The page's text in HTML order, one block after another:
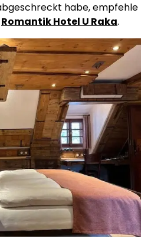
habe, empfehle
Romantik Hotel U Raka.